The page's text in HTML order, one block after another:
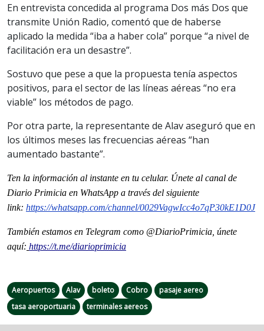
En entrevista concedida al programa Dos más Dos que
transmite Unión Radio, comentó que de haberse
aplicado la medida “iba a haber cola” porque “a nivel de
facilitación era un desastre”.
Sostuvo que pese a que la propuesta tenía aspectos
positivos, para el sector de las líneas aéreas “no era
viable” los métodos de pago.
Por otra parte, la representante de Alav aseguró que en
los últimos meses las frecuencias aéreas “han
aumentado bastante”.
Ten la información al instante en tu celular. Únete al canal de
Diario Primicia en WhatsApp a través del siguiente
link: https://whatsapp.com/channel/0029VagwIcc4o7qP30kE1D0J
También estamos en Telegram como @DiarioPrimicia, únete
aquí: https://t.me/diarioprimicia
Aeropuertos Alav boleto Cobro
pasaje aereo
tasa aeroportuaria
terminales aereos